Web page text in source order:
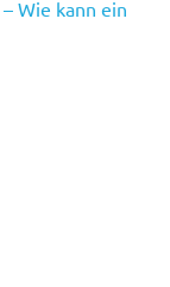
– Wie kann ein